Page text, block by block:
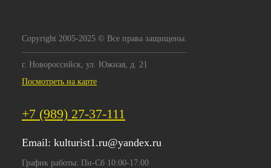
Copyright 2005-2025 © Все права защищены.
г. Новороссийск, ул. Южная, д. 21
Посмотреть на карте
+7 (989) 27-37-111
Email: kulturist1.ru@yandex.ru
График работы: Пн-Сб 10:00-17:00